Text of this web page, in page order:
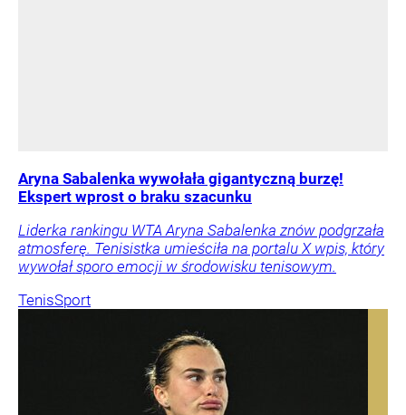
Aryna Sabalenka wywołała gigantyczną burzę!
Ekspert wprost o braku szacunku
Liderka rankingu WTA Aryna Sabalenka znów podgrzała
atmosferę. Tenisistka umieściła na portalu X wpis, który
wywołał sporo emocji w środowisku tenisowym.
TenisSport